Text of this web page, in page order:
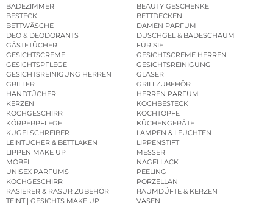
BADEZIMMER
BEAUTY GESCHENKE
BESTECK
BETTDECKEN
BETTWÄSCHE
DAMEN PARFUM
DEO & DEODORANTS
DUSCHGEL & BADESCHAUM
GÄSTETÜCHER
FÜR SIE
GESICHTSCREME
GESICHTSCREME HERREN
GESICHTSPFLEGE
GESICHTSREINIGUNG
GESICHTSREINIGUNG HERREN
GLÄSER
GRILLER
GRILLZUBEHÖR
HANDTÜCHER
HERREN PARFUM
KERZEN
KOCHBESTECK
KOCHGESCHIRR
KOCHTÖPFE
KÖRPERPFLEGE
KÜCHENGERÄTE
KUGELSCHREIBER
LAMPEN & LEUCHTEN
LEINTÜCHER & BETTLAKEN
LIPPENSTIFT
LIPPEN MAKE UP
MESSER
MÖBEL
NAGELLACK
UNISEX PARFUMS
PEELING
KOCHGESCHIRR
PORZELLAN
RASIERER & RASUR ZUBEHÖR
RAUMDÜFTE & KERZEN
TEINT | GESICHTS MAKE UP
VASEN